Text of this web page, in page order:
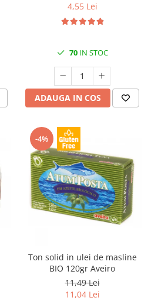
4,55 Lei
70IN STOC
ADAUGA IN COS
-4%
Ton solid in ulei de masline
BIO 120gr Aveiro
11,49 Lei
11,04 Lei